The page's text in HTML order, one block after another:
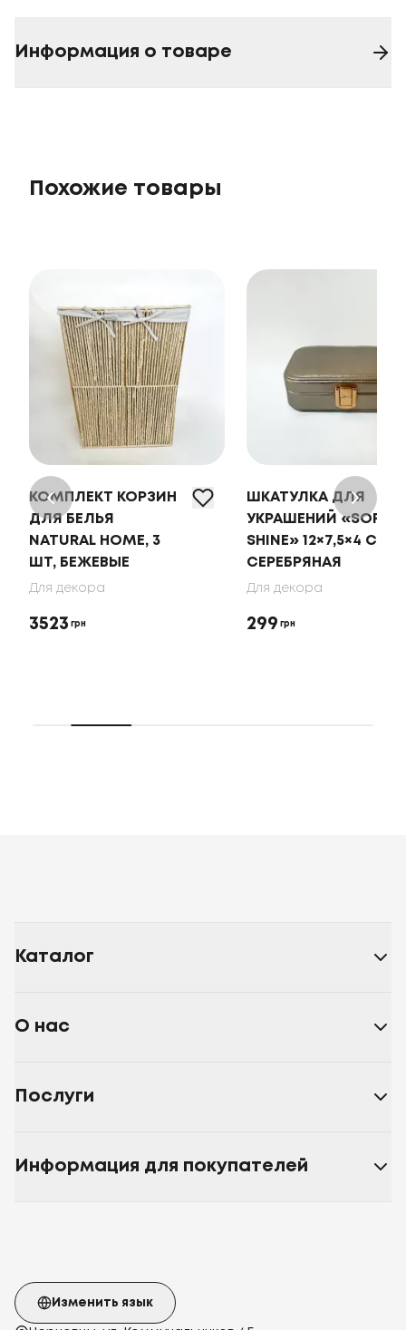
Информация о товаре
Похожие товары
КОМПЛЕКТ КОРЗИН
ДЛЯ БЕЛЬЯ
NATURAL HOME, 3
ШТ, БЕЖЕВЫЕ
Для декора
3523 грн
ШКАТУЛКА ДЛЯ
УКРАШЕНИЙ «SOFT
SHINE» 12×7,5×4 СМ,
СЕРЕБРЯНАЯ
Для декора
299 грн
Каталог
О нас
Послуги
Информация для покупателей
Изменить язык